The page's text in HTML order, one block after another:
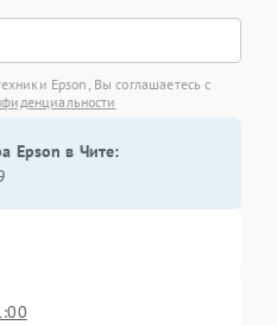
Epson, Вы соглашаетесь с
Epson в Чите: